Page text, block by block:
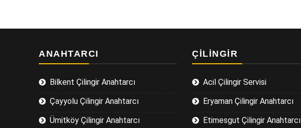
ANAHTARCI
Bilkent Çilingir Anahtarcı
Çayyolu Çilingir Anahtarcı
Ümitköy Çilingir Anahtarcı
ÇILINGIR
Acil Çilingir Servisi
Eryaman Çilingir Anahtarcı
Etimesgut Çilingir Anahtarcı